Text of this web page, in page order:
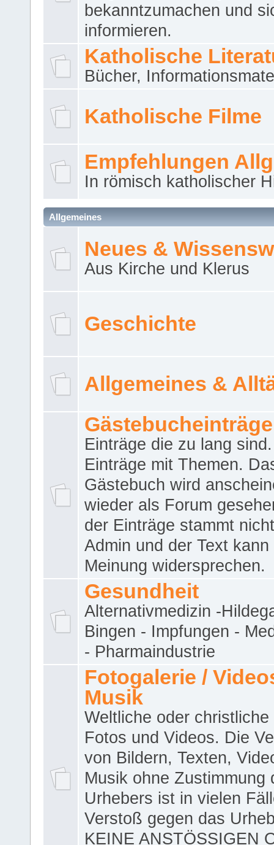
bekanntzumachen und
informieren.
Katholische
Bücher,
Katholische Filme
Empfehlungen
In römisch katholischer
Allgemeines
Neues &
Aus Kirche und Klerus
Geschichte
Allgemeines &
Gästebucheinträge
Einträge die zu lang
Einträge mit Themen.
Gästebuch wird
wieder als Forum
der Einträge stammt
Admin und der Text kann
Meinung widersprechen.
Gesundheit
Alternativmedizin -
Bingen - Impfungen -
- Pharmaindustrie
Fotogalerie /
Musik
Weltliche oder christliche
Fotos und Videos. Die
von Bildern, Texten,
Musik ohne Zustimmung
Urhebers ist in vielen
Verstoß gegen das
KEINE ANSTÖSSIGEN